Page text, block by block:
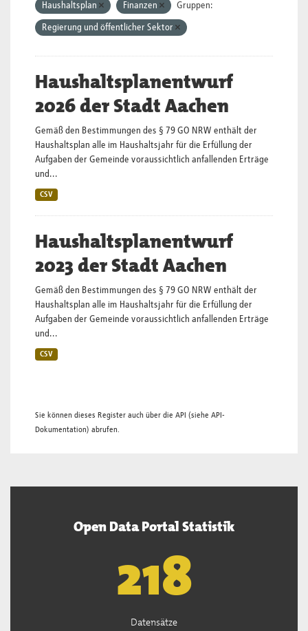
Haushaltsplan Finanzen Gruppen:
Regierung und öffentlicher Sektor
Haushaltsplanentwurf
2026 der Stadt Aachen
Gemäß den Bestimmungen des § 79 GO NRW enthält der
Haushaltsplan alle im Haushaltsjahr für die Erfüllung der
Aufgaben der Gemeinde voraussichtlich anfallenden Erträge
und...
CSV
Haushaltsplanentwurf
2023 der Stadt Aachen
Gemäß den Bestimmungen des § 79 GO NRW enthält der
Haushaltsplan alle im Haushaltsjahr für die Erfüllung der
Aufgaben der Gemeinde voraussichtlich anfallenden Erträge
und...
CSV
Sie können dieses Register auch über die API (siehe API-
Dokumentation) abrufen.
Open Data Portal Statistik
220
Datensätze